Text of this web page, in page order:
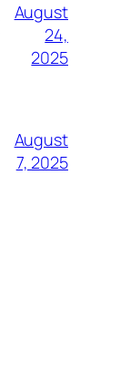
August
24,
2025
August
7, 2025